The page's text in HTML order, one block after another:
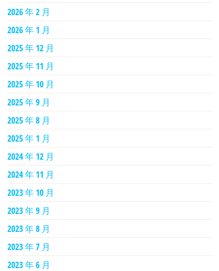
2026 年 2 月
2026 年 1 月
2025 年 12 月
2025 年 11 月
2025 年 10 月
2025 年 9 月
2025 年 8 月
2025 年 1 月
2024 年 12 月
2024 年 11 月
2023 年 10 月
2023 年 9 月
2023 年 8 月
2023 年 7 月
2023 年 6 月